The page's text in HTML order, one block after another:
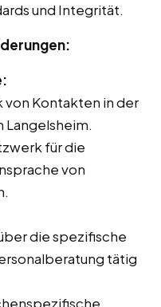
und Integrität.
von Kontakten in der
Langelsheim.
für die
von
die spezifische
tätig